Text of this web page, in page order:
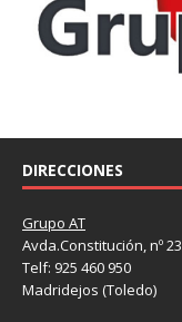
DIRECCIONES
Grupo AT
Avda.Constitución, nº 23
Telf: 925 460 950
Madridejos (Toledo)